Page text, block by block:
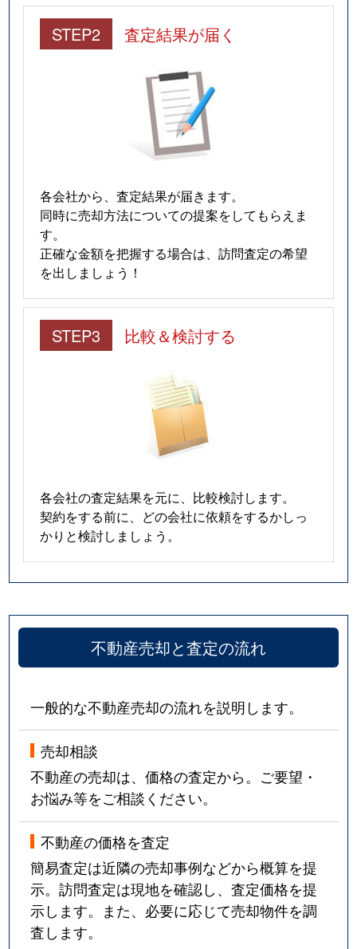
STEP2 査定結果が届く
各会社から、査定結果が届きます。
同時に売却方法についての提案をしてもらえま
す。
正確な金額を把握する場合は、訪問査定の希望
を出しましょう！
STEP3 比較＆検討する
各会社の査定結果を元に、比較検討します。
契約をする前に、どの会社に依頼をするかしっ
かりと検討しましょう。
不動産売却と査定の流れ
一般的な不動産売却の流れを説明します。
売却相談
不動産の売却は、価格の査定から。ご要望・
お悩み等をご相談ください。
不動産の価格を査定
簡易査定は近隣の売却事例などから概算を提
示。訪問査定は現地を確認し、査定価格を提
示します。また、必要に応じて売却物件を調
査します。